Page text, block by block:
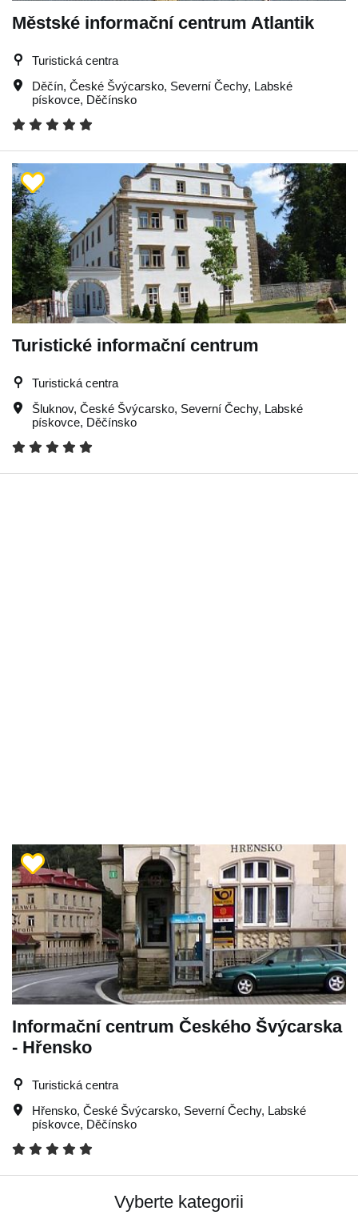
Vyberte kategorii
Městské informační centrum Atlantik
Turistická centra
Děčín, České Švýcarsko, Severní Čechy, Labské
pískovce, Děčínsko
Turistické informační centrum
Turistická centra
Šluknov, České Švýcarsko, Severní Čechy, Labské
pískovce, Děčínsko
Informační centrum Českého Švýcarska
- Hřensko
Turistická centra
Hřensko, České Švýcarsko, Severní Čechy, Labské
pískovce, Děčínsko